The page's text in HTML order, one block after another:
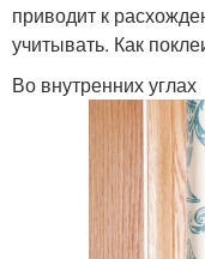
приводит к
учитывать. Как
Во внутренних углах